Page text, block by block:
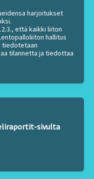
harjoitukset
että kaikki liiton
hallitus
tiedotetaan
tilannetta ja tiedottaa
sivulta